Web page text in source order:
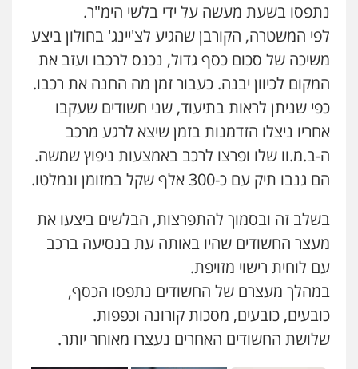
נתפסו בשעת מעשה על ידי בלשי הימ"ר.
לפי המשטרה, הקורבן שהגיע לצ'יינג' בחולון ביצע
משיכה של סכום כסף גדול, נכנס לרכבו ועזב את
המקום לכיוון יבנה. כעבור זמן מה החנה את רכבו.
כפי שניתן לראות בתיעוד, שני חשודים שעקבו
אחריו ניצלו הזדמנות בזמן שיצא לרגע מרכב
ה-ב.מ.וו שלו ופרצו לרכב באמצעות ניפוץ שמשה.
הם גנבו תיק עם כ-300 אלף שקל במזומן ונמלטו.
בשלב זה ובסמוך להתפרצות, הבלשים ביצעו את
מעצר החשודים שהיו באותה עת בנסיעה ברכב
עם לוחית רישוי מזויפת.
במהלך מעצרם של החשודים נתפסו הכסף,
כובעים, כובעים, מסכות קורונה וכפפות.
שלושת החשודים האחרים נעצרו מאוחר יותר.